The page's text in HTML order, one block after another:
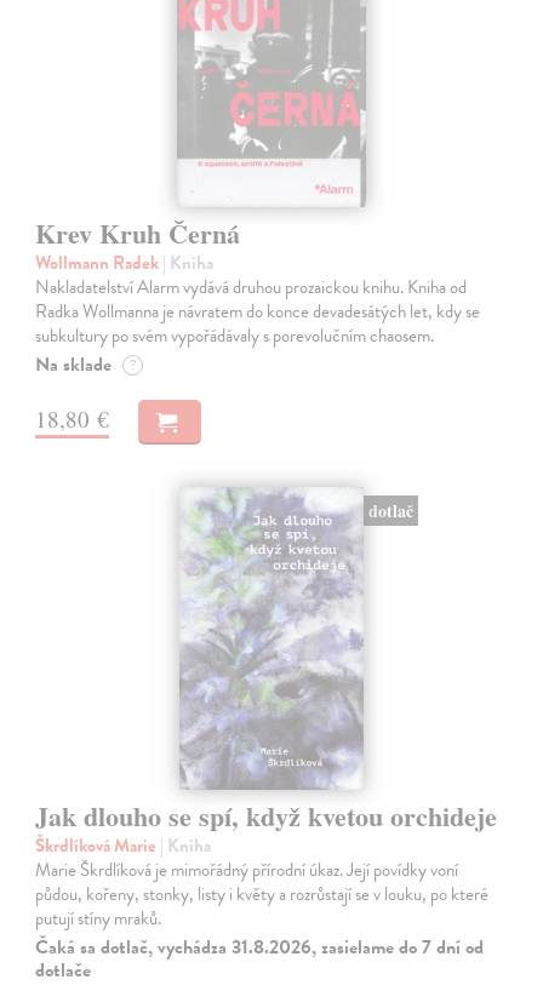
Krev Kruh Černá
Wollmann Radek| Kniha
Nakladatelství Alarm vydává druhou prozaickou knihu. Kniha od
Radka Wollmanna je návratem do konce devadesátých let, kdy se
subkultury po svém vypořádávaly s porevolučním chaosem.
Na sklade ?
18,80 €
dotlač
Jak dlouho se spí, když kvetou orchideje
Škrdlíková Marie | Kniha
Marie Škrdlíková je mimořádný přírodní úkaz. Její povídky voní
půdou, kořeny, stonky, listy i květy a rozrůstají se v louku, po které
putují stíny mraků.
Čaká sa dotlač, vychádza 31.8.2026, zasielame do 7 dní od
dotlače